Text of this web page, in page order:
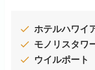
ホテルハワイ
モノリスタワ
ウイルポート